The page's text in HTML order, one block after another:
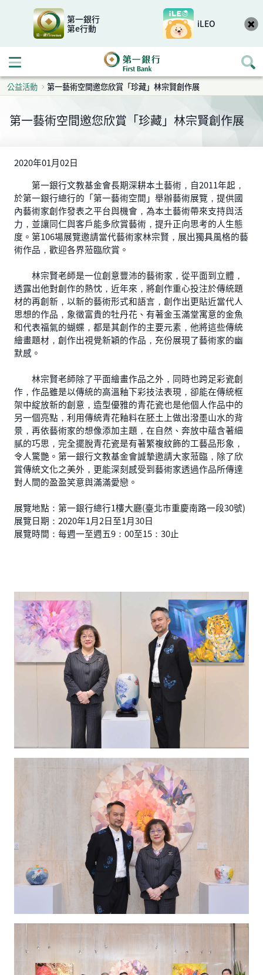
第一銀行
第e行動
iLEO
開啟行動選單
公益活動 第一藝術空間邀您欣賞「珍藏」林宗賢創作展
第一藝術空間邀您欣賞「珍藏」林宗賢創作展
2020年01月02日
第一銀行文教基金會長期深耕本土藝術，自2011年起，
於第一銀行總行的「第一藝術空間」舉辦藝術展覽，提供國
內藝術家創作發表之平台與機會，為本土藝術帶來支持與活
力，並讓同仁與客戶能多欣賞藝術，提升正向思考的人生態
度。第106場展覽邀請當代藝術家林宗賢，展出獨具風格的藝
術作品，歡迎各界蒞臨欣賞。
林宗賢老師是一位創意豐沛的藝術家，從平面到立體，
透露出他對創作的熱忱，近年來，將創作重心投注於傳統題
材的再創新，以新的藝術形式和語言，創作出更貼近當代人
思想的作品，象徵富貴的牡丹花、有著金玉滿堂寓意的金魚
和代表福氣的蝴蝶，都是其創作的主要元素，他將這些傳統
繪畫題材，創作出視覺新穎的作品，充份展現了藝術家的幽
默感。
林宗賢老師除了平面繪畫作品之外，同時也跨足彩瓷創
作，作品雖是以傳統的高溫釉下彩技法表現，卻能在傳統框
架中綻放新的創意，造型優雅的青花瓷也是他個人作品中的
另一個亮點，利用傳統青花釉料在胚土上做出潑墨山水的背
景，再依藝術家的想像添加主題，在自然、奔放中蘊含著細
腻的巧思，完全擺脫青花瓷是有著繁複紋飾的工藝品形象，
令人驚艷。第一銀行文教基金會誠摯邀請大家蒞臨，除了欣
賞傳統文化之美外，更能深刻感受到藝術家透過作品所傳達
對人間的盈盈笑意與滿滿愛戀。
展覽地點：第一銀行總行1樓大廳(臺北市重慶南路一段30號)
展覽日期：2020年1月2日至1月30日
展覽時間：每週一至週五9：00至15：30止